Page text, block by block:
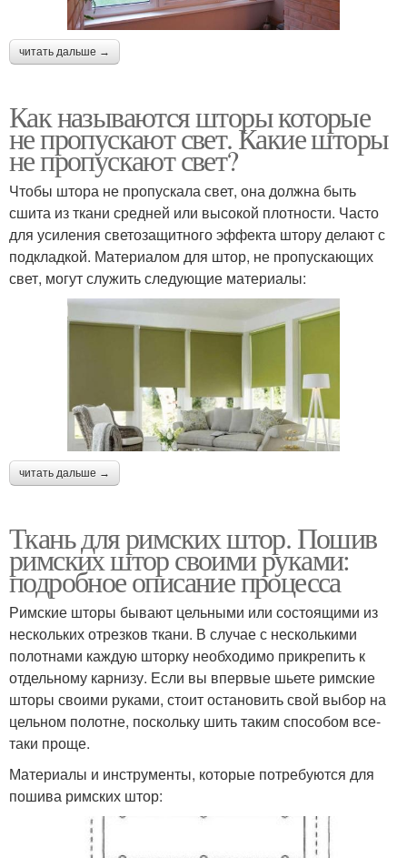
читать дальше →
Как называются шторы которые
не пропускают свет. Какие шторы
не пропускают свет?
Чтобы штора не пропускала свет, она должна быть
сшита из ткани средней или высокой плотности. Часто
для усиления светозащитного эффекта штору делают с
подкладкой. Материалом для штор, не пропускающих
свет, могут служить следующие материалы:
читать дальше →
Ткань для римских штор. Пошив
римских штор своими руками:
подробное описание процесса
Римские шторы бывают цельными или состоящими из
нескольких отрезков ткани. В случае с несколькими
полотнами каждую шторку необходимо прикрепить к
отдельному карнизу. Если вы впервые шьете римские
шторы своими руками, стоит остановить свой выбор на
цельном полотне, поскольку шить таким способом все-
таки проще.
Материалы и инструменты, которые потребуются для
пошива римских штор: